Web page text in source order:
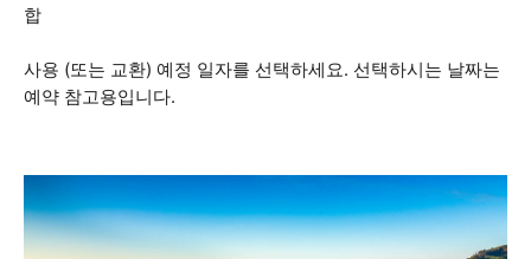
합
사용 (또는 교환) 예정 일자를 선택하세요. 선택하시는 날짜는
예약 참고용입니다.